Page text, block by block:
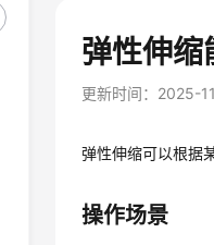
弹性伸缩
更新时间： 2025-
弹性伸缩可以根据
操作场景